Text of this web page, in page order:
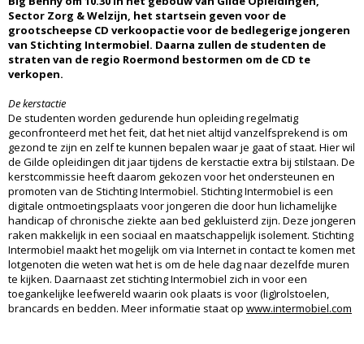
Sector Zorg & Welzijn, het startsein geven voor de
grootscheepse CD verkoopactie voor de bedlegerige jongeren
van Stichting Intermobiel. Daarna zullen de studenten de
straten van de regio Roermond bestormen om de CD te
verkopen.
De kerstactie
De studenten worden gedurende hun opleiding regelmatig
geconfronteerd met het feit, dat het niet altijd vanzelfsprekend is om
gezond te zijn en zelf te kunnen bepalen waar je gaat of staat. Hier wil
de Gilde opleidingen dit jaar tijdens de kerstactie extra bij stilstaan. De
kerstcommissie heeft daarom gekozen voor het ondersteunen en
promoten van de Stichting Intermobiel. Stichting Intermobiel is een
digitale ontmoetingsplaats voor jongeren die door hun lichamelijke
handicap of chronische ziekte aan bed gekluisterd zijn. Deze jongeren
raken makkelijk in een sociaal en maatschappelijk isolement. Stichting
Intermobiel maakt het mogelijk om via Internet in contact te komen met
lotgenoten die weten wat het is om de hele dag naar dezelfde muren
te kijken. Daarnaast zet stichting Intermobiel zich in voor een
toegankelijke leefwereld waarin ook plaats is voor (lig)rolstoelen,
brancards en bedden. Meer informatie staat op www.intermobiel.com